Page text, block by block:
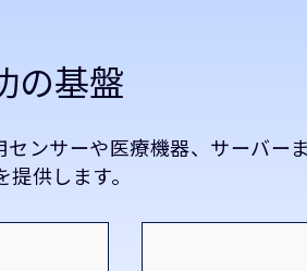
の基盤
ンサーや医療機器、サーバー
供します。